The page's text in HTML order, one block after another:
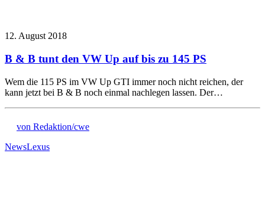
12. August 2018
B & B tunt den VW Up auf bis zu 145 PS
Wem die 115 PS im VW Up GTI immer noch nicht reichen, der
kann jetzt bei B & B noch einmal nachlegen lassen. Der…
von Redaktion/cwe
NewsLexus